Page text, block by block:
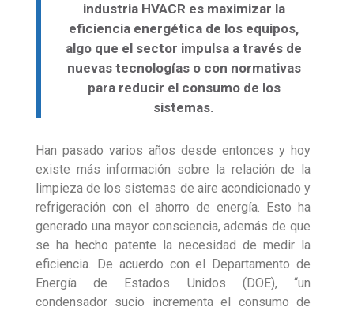
industria HVACR es maximizar la
eficiencia energética de los equipos,
algo que el sector impulsa a través de
nuevas tecnologías o con normativas
para reducir el consumo de los
sistemas.
Han pasado varios años desde entonces y hoy
existe más información sobre la relación de la
limpieza de los sistemas de aire acondicionado y
refrigeración con el ahorro de energía. Esto ha
generado una mayor consciencia, además de que
se ha hecho patente la necesidad de medir la
eficiencia. De acuerdo con el Departamento de
Energía de Estados Unidos (DOE), “un
condensador sucio incrementa el consumo de